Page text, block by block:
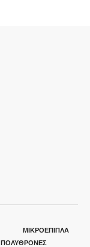
ΜΙΚΡΟΕΠΙΠΛΑ
ΠΟΛΥΘΡΟΝΕΣ